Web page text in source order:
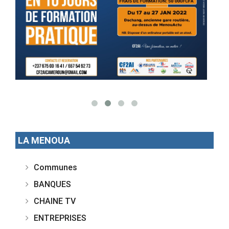
LA MENOUA
Communes
BANQUES
CHAINE TV
ENTREPRISES